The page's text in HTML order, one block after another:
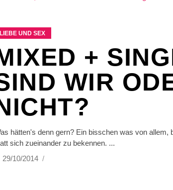
LIEBE UND SEX
+
WIR
hätten's denn gern? Ein bisschen was von
sich zueinander zu bekennen.
29/10/2014